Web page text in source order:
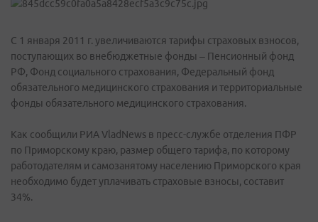
С 1 января 2011 г. увеличиваются тарифы страховых взносов,
поступающих во внебюджетные фонды – Пенсионный фонд
РФ, Фонд социального страхования, Федеральный фонд
обязательного медицинского страхования и территориальные
фонды обязательного медицинского страхования.
Как сообщили РИА VladNews в пресс-службе отделения ПФР
по Приморскому краю, размер общего тарифа, по которому
работодателям и самозанятому населению Приморского края
необходимо будет уплачивать страховые взносы, составит
34%.